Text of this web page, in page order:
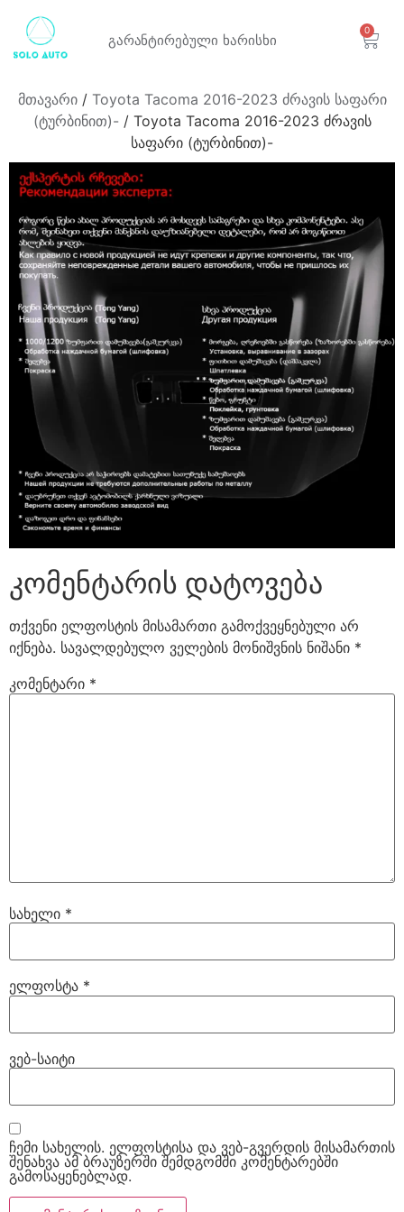
გარანტირებული ხარისხი
0
მთავარი/ Toyota Tacoma 2016-2023 ძრავის საფარი
(ტურბინით)- / Toyota Tacoma 2016-2023 ძრავის
საფარი (ტურბინით)-
კომენტარის დატოვება
თქვენი ელფოსტის მისამართი გამოქვეყნებული არ
იქნება. სავალდებულო ველების მონიშვნის ნიშანი *
კომენტარი *
სახელი *
ელფოსტა *
ვებ-საიტი
ჩემი სახელის. ელფოსტისა და ვებ-გვერდის მისამართის
შენახვა ამ ბრაუზერში შემდგომში კომენტარებში
გამოსაყენებლად.